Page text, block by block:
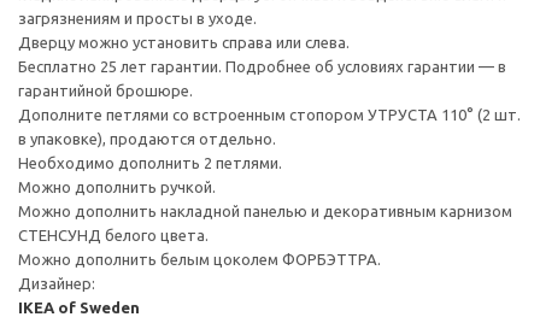
загрязнениям и просты в уходе.
Дверцу можно установить справа или слева.
Бесплатно 25 лет гарантии. Подробнее об условиях гарантии — в
гарантийной брошюре.
Дополните петлями со встроенным стопором УТРУСТА 110° (2 шт.
в упаковке), продаются отдельно.
Необходимо дополнить 2 петлями.
Можно дополнить ручкой.
Можно дополнить накладной панелью и декоративным карнизом
СТЕНСУНД белого цвета.
Можно дополнить белым цоколем ФОРБЭТТРА.
Дизайнер:
IKEA of Sweden